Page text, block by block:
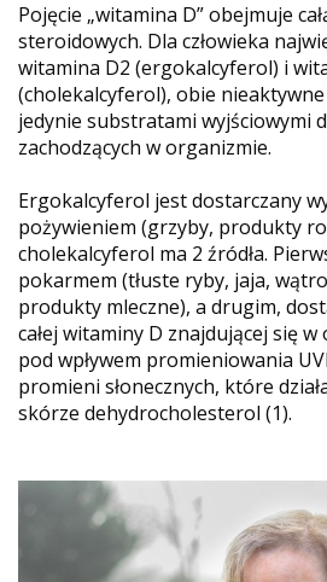
Pojęcie „witamina D” obejmuje
steroidowych. Dla człowieka
witamina D2 (ergokalcyferol) i
(cholekalcyferol), obie
jedynie substratami wyjściowymi
zachodzących w organizmie.
Ergokalcyferol jest dostarczany
pożywieniem (grzyby, produkty
cholekalcyferol ma 2 źródła.
pokarmem (tłuste ryby, jaja,
produkty mleczne), a drugim,
całej witaminy D znajdującej się
pod wpływem promieniowania
promieni słonecznych, które
skórze dehydrocholesterol (1).